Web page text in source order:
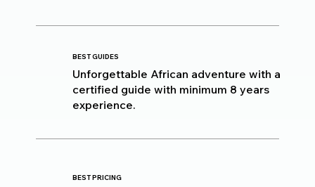
BEST GUIDES
Unforgettable African adventure with a
certified guide with minimum 8 years
experience.
BEST PRICING